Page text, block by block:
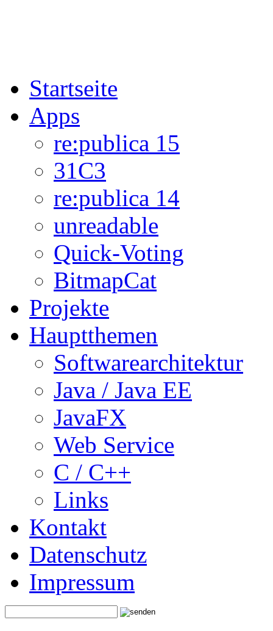
Startseite
Apps
re:publica 15
31C3
re:publica 14
unreadable
Quick-Voting
BitmapCat
Projekte
Hauptthemen
Softwarearchitektur
Java / Java EE
JavaFX
Web Service
C / C++
Links
Kontakt
Datenschutz
Impressum